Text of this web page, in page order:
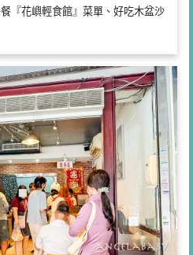
『花嶼輕食館』菜單、好吃木盆沙